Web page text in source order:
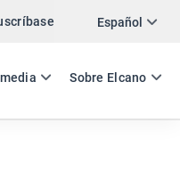
Español
ES EN
Sobre Elcano
Twitter